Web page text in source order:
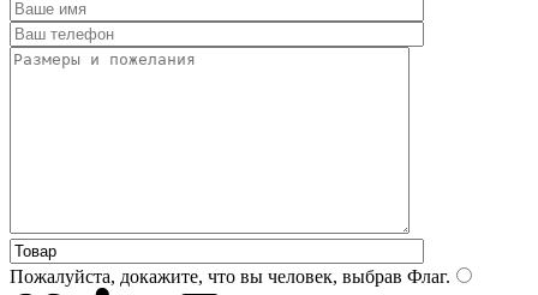
Пожалуйста, докажите, что вы человек, выбрав Флаг.